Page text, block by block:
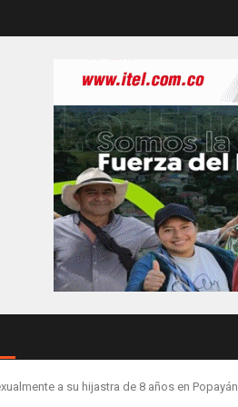
a su hijastra de 8 años en Popayán